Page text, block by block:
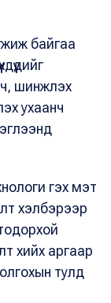
байгаа
шинжлэх
ухаанч
гэх мэт
хэлбэрээр
хийх аргаар
тулд